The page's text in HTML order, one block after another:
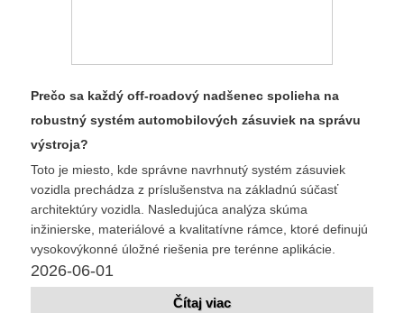
Prečo sa každý off-roadový nadšenec spolieha na
robustný systém automobilových zásuviek na správu
výstroja?
Toto je miesto, kde správne navrhnutý systém zásuviek
vozidla prechádza z príslušenstva na základnú súčasť
architektúry vozidla. Nasledujúca analýza skúma
inžinierske, materiálové a kvalitatívne rámce, ktoré definujú
vysokovýkonné úložné riešenia pre terénne aplikácie.
2026-06-01
Čítaj viac